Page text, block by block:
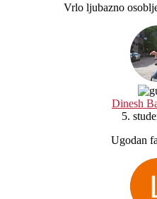
Vrlo ljubazno
Dinesh
5.
Ugodan